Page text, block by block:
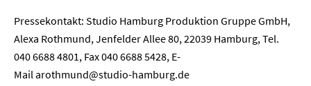
Pressekontakt: Studio Hamburg Produktion Gruppe GmbH,
Alexa Rothmund, Jenfelder Allee 80, 22039 Hamburg, Tel.
040 6688 4801, Fax 040 6688 5428, E-
Mailarothmund@studio-hamburg.de
Home
Unternehmen